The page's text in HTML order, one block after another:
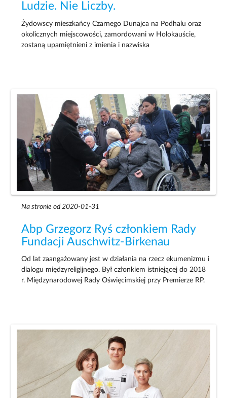
Ludzie. Nie Liczby.
Żydowscy mieszkańcy Czarnego Dunajca na Podhalu oraz
okolicznych miejscowości, zamordowani w Holokauście,
zostaną upamiętnieni z imienia i nazwiska
Na stronie od 2020-01-31
Abp Grzegorz Ryś członkiem Rady
Fundacji Auschwitz-Birkenau
Od lat zaangażowany jest w działania na rzecz ekumenizmu i
dialogu międzyreligijnego. Był członkiem istniejącej do 2018
r. Międzynarodowej Rady Oświęcimskiej przy Premierze RP.